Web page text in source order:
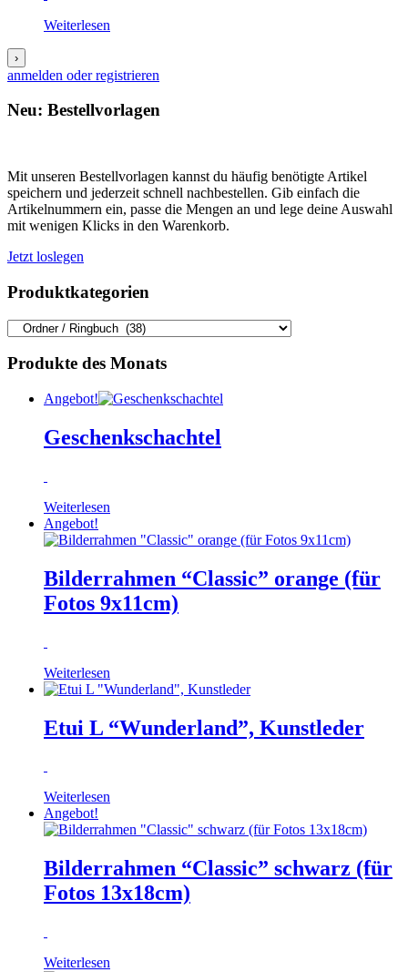
Weiterlesen
›
anmelden oder registrieren
Neu: Bestellvorlagen
Mit unseren Bestellvorlagen kannst du häufig benötigte Artikel
speichern und jederzeit schnell nachbestellen. Gib einfach die
Artikelnummern ein, passe die Mengen an und lege deine Auswahl
mit wenigen Klicks in den Warenkorb.
Jetzt loslegen
Produktkategorien
Produkte des Monats
Angebot!
Geschenkschachtel
Weiterlesen
Angebot!
Bilderrahmen “Classic” orange (für
Fotos 9x11cm)
Weiterlesen
Etui L “Wunderland”, Kunstleder
Weiterlesen
Angebot!
Bilderrahmen “Classic” schwarz (für
Fotos 13x18cm)
Weiterlesen